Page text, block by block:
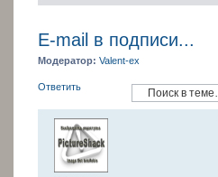
E-mail в подписи...
Модератор: Valent-ex
Ответить